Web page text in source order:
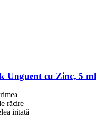
Unguent cu Zinc, 5 ml
răcire
iritată